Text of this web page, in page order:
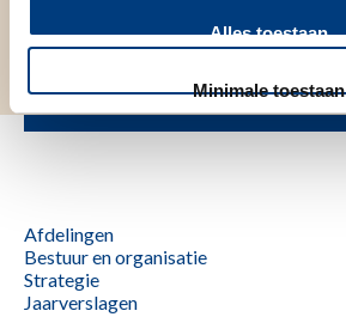
Alles toestaan
Minimale toestaan
Afdelingen
Bestuur en organisatie
Strategie
Jaarverslagen